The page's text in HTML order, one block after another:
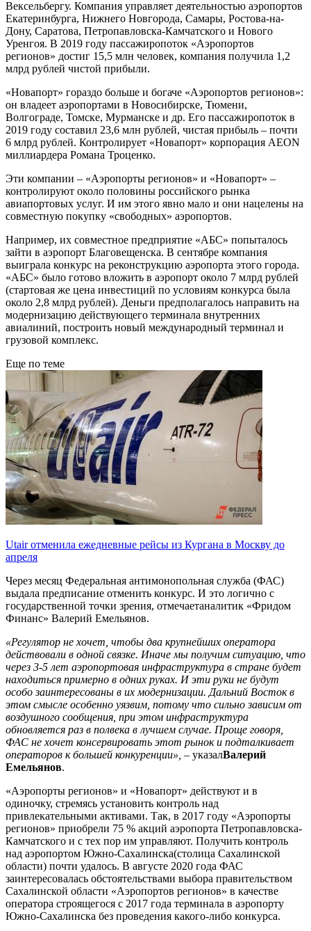
Вексельбергу. Компания управляет деятельностью аэропортов
Екатеринбурга, Нижнего Новгорода, Самары, Ростова-на-
Дону, Саратова, Петропавловска-Камчатского и Нового
Уренгоя. В 2019 году пассажиропоток «Аэропортов
регионов» достиг 15,5 млн человек, компания получила 1,2
млрд рублей чистой прибыли.
«Новапорт» гораздо больше и богаче «Аэропортов регионов»:
он владеет аэропортами в Новосибирске, Тюмени,
Волгограде, Томске, Мурманске и др. Его пассажиропоток в
2019 году составил 23,6 млн рублей, чистая прибыль – почти
6 млрд рублей. Контролирует «Новапорт» корпорация AEON
миллиардера Романа Троценко.
Эти компании – «Аэропорты регионов» и «Новапорт» –
контролируют около половины российского рынка
авиапортовых услуг. И им этого явно мало и они нацелены на
совместную покупку «свободных» аэропортов.
Например, их совместное предприятие «АБС» попыталось
зайти в аэропорт Благовещенска. В сентябре компания
выиграла конкурс на реконструкцию аэропорта этого города.
«АБС» было готово вложить в аэропорт около 7 млрд рублей
(стартовая же цена инвестиций по условиям конкурса была
около 2,8 млрд рублей). Деньги предполагалось направить на
модернизацию действующего терминала внутренних
авиалиний, построить новый международный терминал и
грузовой комплекс.
Еще по теме
Utair отменила ежедневные рейсы из Кургана в Москву до
апреля
Через месяц Федеральная антимонопольная служба (ФАС)
выдала предписание отменить конкурс. И это логично с
государственной точки зрения, отмечаетаналитик «Фридом
Финанс» Валерий Емельянов.
«Регулятор не хочет, чтобы два крупнейших оператора
действовали в одной связке. Иначе мы получим ситуацию, что
через 3-5 лет аэропортовая инфраструктура в стране будет
находиться примерно в одних руках. И эти руки не будут
особо заинтересованы в их модернизации. Дальний Восток в
этом смысле особенно уязвим, потому что сильно зависим от
воздушного сообщения, при этом инфраструктура
обновляется раз в полвека в лучшем случае. Проще говоря,
ФАС не хочет консервировать этот рынок и подталкивает
операторов к большей конкуренции», – указалВалерий
Емельянов.
«Аэропорты регионов» и «Новапорт» действуют и в
одиночку, стремясь установить контроль над
привлекательными активами. Так, в 2017 году «Аэропорты
регионов» приобрели 75 % акций аэропорта Петропавловска-
Камчатского и с тех пор им управляют. Получить контроль
над аэропортом Южно-Сахалинска(столица Сахалинской
области) почти удалось. В августе 2020 года ФАС
заинтересовалась обстоятельствами выбора правительством
Сахалинской области «Аэропортов регионов» в качестве
оператора строящегося с 2017 года терминала в аэропорту
Южно-Сахалинска без проведения какого-либо конкурса.